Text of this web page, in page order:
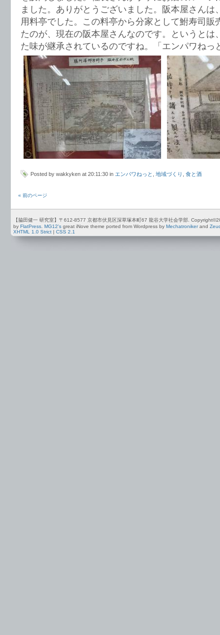
ました。ありがとうございました。阪本屋さんは
用料亭でした。この料亭から分家として鮒寿司販
たのが、現在の阪本屋さんなのです。というとは
た味が継承されているのですね。「エンパワねっ
Posted by wakkyken at 20:11:30 in エンパワねっと 地域づくり 食と酒
« 前のページ
【脇田健一 研究室】〒612-8577 京都市伏見区深草塚本町67 龍谷大学社会学部.
by FlatPress MG12's great iNove theme ported from Wordpress by Mechatronikerand
XHTML 1.0 Strict | CSS 2.1